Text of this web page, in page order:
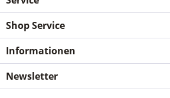
Shop Service
Informationen
Newsletter